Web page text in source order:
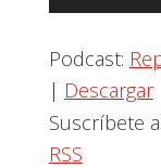
de
audio
Podcast:
| Descargar
Suscríbete
RSS